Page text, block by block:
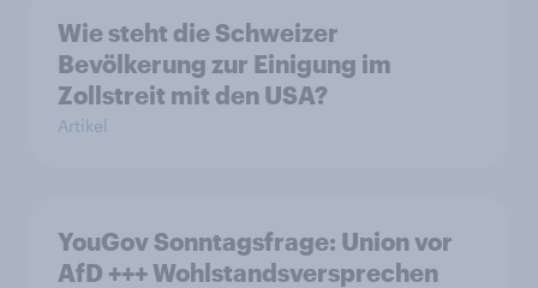
Wie steht die Schweizer
Bevölkerung zur Einigung im
Zollstreit mit den USA?
Artikel
YouGov Sonntagsfrage: Union vor
AfD +++ Wohlstandsversprechen